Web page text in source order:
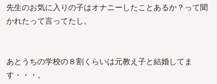
先生のお気に入りの子はオナニーしたことあるか？って聞
かれたって言ってたし。
あとうちの学校の８割くらいは元教え子と結婚してま
す・・・。